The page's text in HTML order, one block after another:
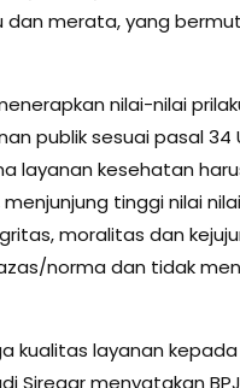
dan merata, yang
nilai-nilai
publik sesuai pasal 34
layanan kesehatan
tinggi nilai nilai
moralitas dan
norma dan tidak
kualitas layanan kepada
Siregar menyatakan